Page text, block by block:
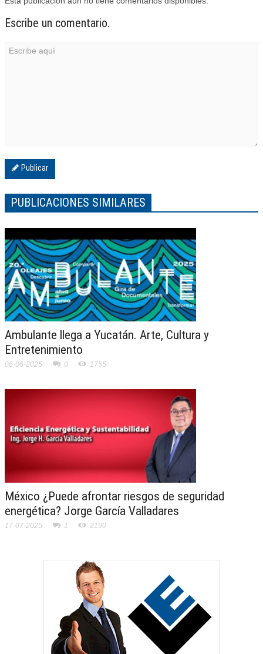
Escribe un comentario.
Publicar
PUBLICACIONES SIMILARES
Ambulante llega a Yucatán. Arte, Cultura y
Entretenimiento
06-06-2025 0 1755
México ¿Puede afrontar riesgos de seguridad
energética? Jorge García Valladares
17-07-2025 1 2190